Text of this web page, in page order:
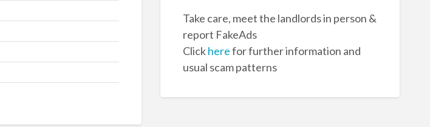
Take care, meet the landlords in person &
report FakeAds
Clickherefor further information and
usual scam patterns